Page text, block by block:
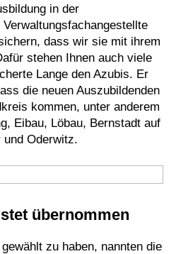
in der
dass wir sie mit ihrem
stehen Ihnen auch viele
Lange den Azubis. Er
die neuen Auszubildenden
kommen, unter anderem
Eibau, Löbau, Bernstadt auf
Oderwitz.
übernommen
zu haben, nannten die